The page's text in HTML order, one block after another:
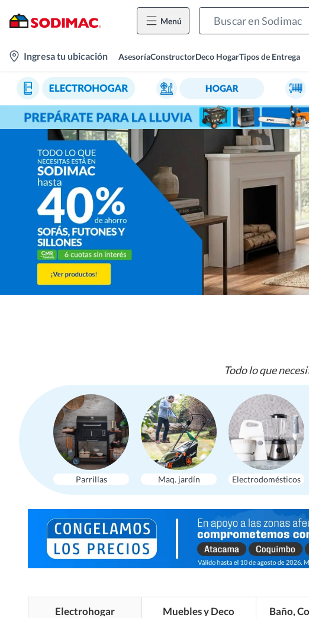
Menú
location-
Ingresa tu ubicación AsesoríaConstructorDeco HogarTipos de Entrega
Todo lo que
Parrillas Maq. jardín Electrodomésticos
Electrohogar Muebles y Deco Baño,